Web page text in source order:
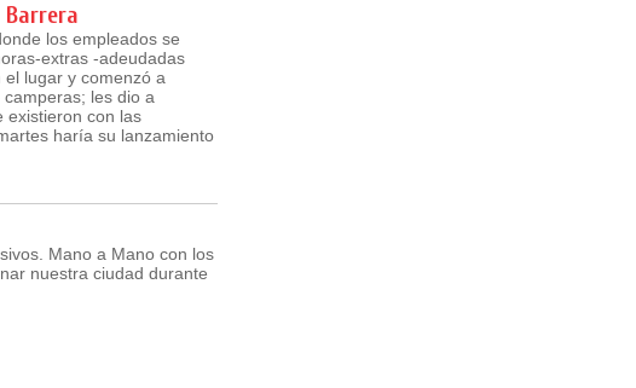
los empleados se
extras -adeudadas
lugar y comenzó a
les dio a
existieron con las
haría su lanzamiento
Mano a Mano con los
nuestra ciudad durante